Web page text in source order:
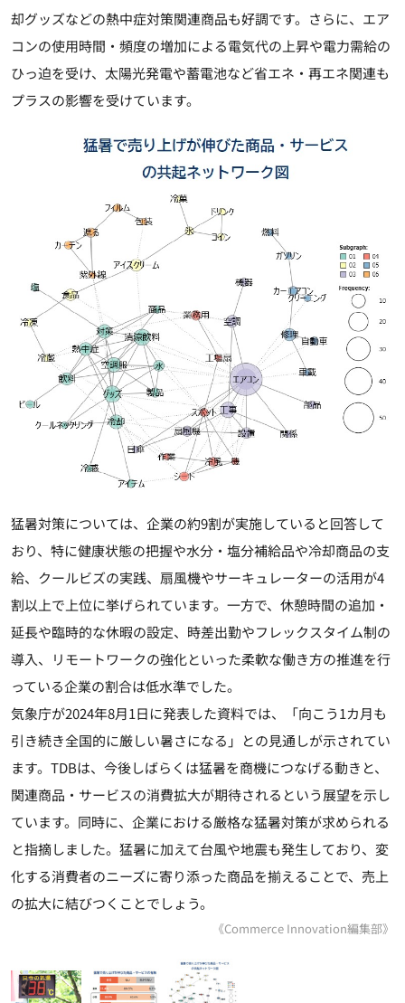
却グッズなどの熱中症対策関連商品も好調です。さらに、エア
コンの使用時間・頻度の増加による電気代の上昇や電力需給の
ひっ迫を受け、太陽光発電や蓄電池など省エネ・再エネ関連も
プラスの影響を受けています。
猛暑対策については、企業の約9割が実施していると回答して
おり、特に健康状態の把握や水分・塩分補給品や冷却商品の支
給、クールビズの実践、扇風機やサーキュレーターの活用が4
割以上で上位に挙げられています。一方で、休憩時間の追加・
延長や臨時的な休暇の設定、時差出勤やフレックスタイム制の
導入、リモートワークの強化といった柔軟な働き方の推進を行
っている企業の割合は低水準でした。
気象庁が2024年8月1日に発表した資料では、「向こう1カ月も
引き続き全国的に厳しい暑さになる」との見通しが示されてい
ます。TDBは、今後しばらくは猛暑を商機につなげる動きと、
関連商品・サービスの消費拡大が期待されるという展望を示し
ています。同時に、企業における厳格な猛暑対策が求められる
と指摘しました。猛暑に加えて台風や地震も発生しており、変
化する消費者のニーズに寄り添った商品を揃えることで、売上
の拡大に結びつくことでしょう。
《Commerce Innovation編集部》